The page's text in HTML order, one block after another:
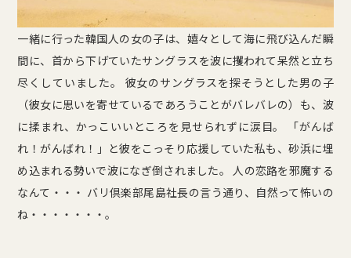
一緒に行った韓国人の女の子は、嬉々として海に飛び込んだ瞬
間に、首から下げていたサングラスを波に攫われて呆然と立ち
尽くしていました。 彼女のサングラスを探そうとした男の子
（彼女に思いを寄せているであろうことがバレバレの）も、波
に揉まれ、かっこいいところを見せられずに涙目。 「がんば
れ！がんばれ！」と彼をこっそり応援していた私も、砂浜に埋
め込まれる勢いで波になぎ倒されました。 人の恋路を邪魔する
なんて・・・ バリ倶楽部尾島社長の言う通り、自然って怖いの
ね・・・・・・・。